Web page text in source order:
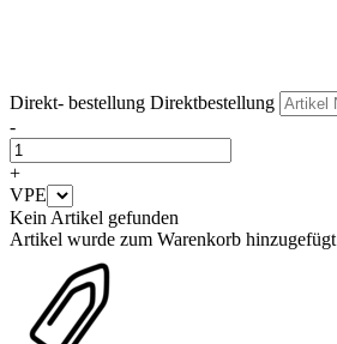
Direkt- bestellung Direktbestellung
-
+
VPE
Kein Artikel gefunden
Artikel wurde zum Warenkorb hinzugefügt